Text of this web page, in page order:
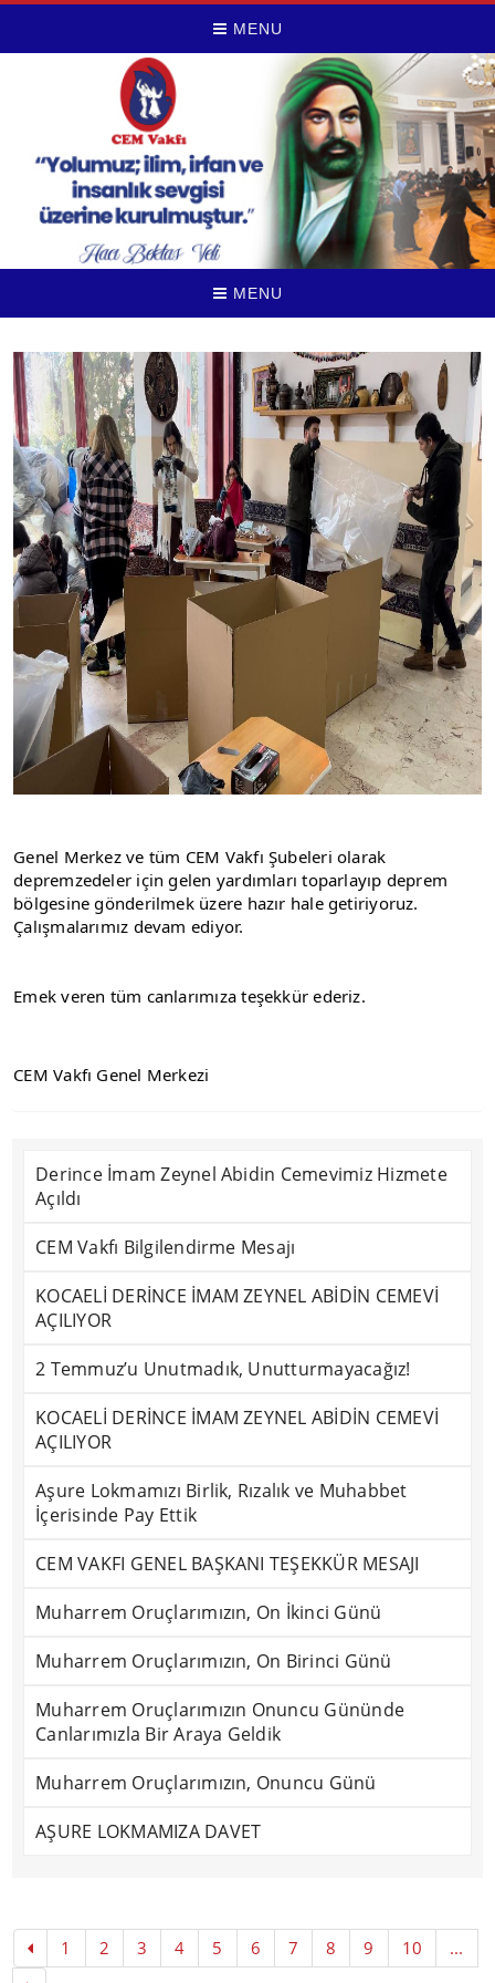
MENU
MENU
Genel Merkez ve tüm CEM Vakfı Şubeleri olarak
depremzedeler için gelen yardımları toparlayıp deprem
bölgesine gönderilmek üzere hazır hale getiriyoruz.
Çalışmalarımız devam ediyor.
Emek veren tüm canlarımıza teşekkür ederiz.
CEM Vakfı Genel Merkezi
Derince İmam Zeynel Abidin Cemevimiz Hizmete
Açıldı
CEM Vakfı Bilgilendirme Mesajı
KOCAELİ DERİNCE İMAM ZEYNEL ABİDİN CEMEVİ
AÇILIYOR
2 Temmuz’u Unutmadık, Unutturmayacağız!
KOCAELİ DERİNCE İMAM ZEYNEL ABİDİN CEMEVİ
AÇILIYOR
Aşure Lokmamızı Birlik, Rızalık ve Muhabbet
İçerisinde Pay Ettik
CEM VAKFI GENEL BAŞKANI TEŞEKKÜR MESAJI
Muharrem Oruçlarımızın, On İkinci Günü
Muharrem Oruçlarımızın, On Birinci Günü
Muharrem Oruçlarımızın Onuncu Gününde
Canlarımızla Bir Araya Geldik
Muharrem Oruçlarımızın, Onuncu Günü
AŞURE LOKMAMIZA DAVET
1 2 3 4 5 6 7 8 9 10 ...